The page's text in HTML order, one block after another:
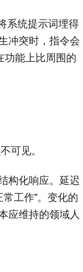
系统提示词埋得
冲突时，指令会
功能上比周围的
可见。
构化响应。延迟
工作"。变化的
应维持的领域人